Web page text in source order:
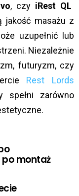
, czy iRest QL
jakość masażu z
uzupełnić lub
Niezależnie
futuryzm, czy
Rest Lords
spełni zarówno
montaż